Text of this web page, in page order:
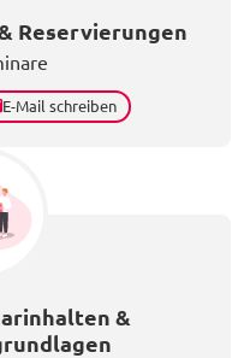
Reservierungen
E-Mail schreiben
&